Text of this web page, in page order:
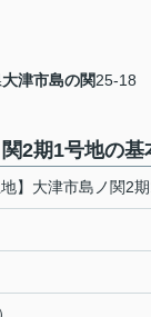
大津市島の関25-18
2期1号地の基
地】大津市島ノ関2